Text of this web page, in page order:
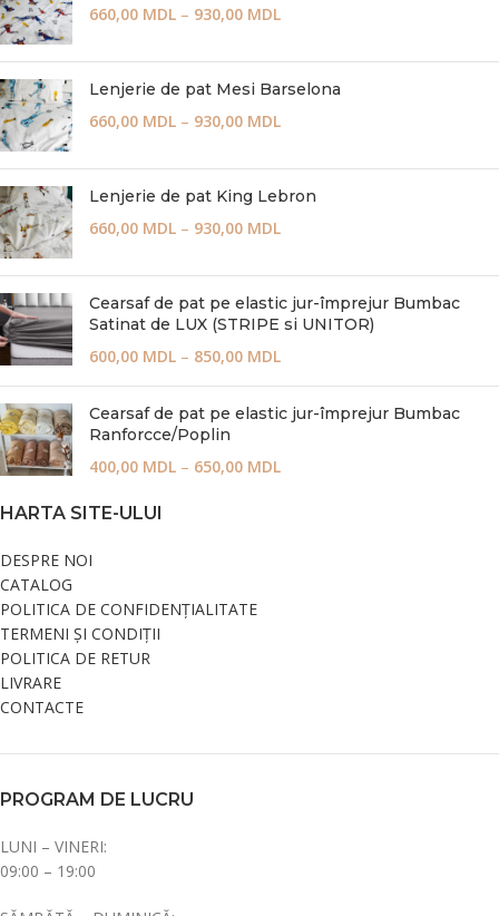
660,00 MDL – 930,00 MDL
Lenjerie de pat Mesi Barselona
660,00 MDL – 930,00 MDL
Lenjerie de pat King Lebron
660,00 MDL – 930,00 MDL
Cearsaf de pat pe elastic jur-împrejur Bumbac
Satinat de LUX (STRIPE si UNITOR)
600,00 MDL – 850,00 MDL
Cearsaf de pat pe elastic jur-împrejur Bumbac
Ranforcce/Poplin
400,00 MDL – 650,00 MDL
HARTA SITE-ULUI
DESPRE NOI
CATALOG
POLITICA DE CONFIDENȚIALITATE
TERMENI ȘI CONDIȚII
POLITICA DE RETUR
LIVRARE
CONTACTE
PROGRAM DE LUCRU
LUNI – VINERI:
09:00 – 19:00